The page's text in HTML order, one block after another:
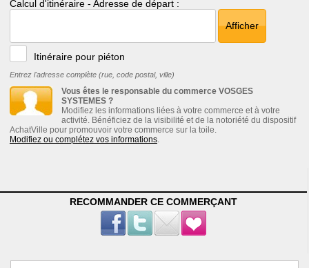
Calcul d'itinéraire - Adresse de départ :
Afficher
Itinéraire pour piéton
Entrez l'adresse complète (rue, code postal, ville)
Vous êtes le responsable du commerce VOSGES
SYSTEMES ?
Modifiez les informations liées à votre commerce et à votre
activité. Bénéficiez de la visibilité et de la notoriété du dispositif
AchatVille pour promouvoir votre commerce sur la toile.
Modifiez ou complétez vos informations.
RECOMMANDER CE COMMERÇANT